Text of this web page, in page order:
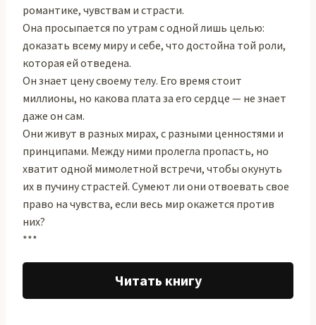
романтике, чувствам и страсти.
Она просыпается по утрам с одной лишь целью:
доказать всему миру и себе, что достойна той роли,
которая ей отведена.
Он знает цену своему телу. Его время стоит
миллионы, но какова плата за его сердце — не знает
даже он сам.
Они живут в разных мирах, с разными ценностями и
принципами. Между ними пролегла пропасть, но
хватит одной мимолетной встречи, чтобы окунуть
их в пучину страстей. Сумеют ли они отвоевать свое
право на чувства, если весь мир окажется против
них?
***
Читать книгу